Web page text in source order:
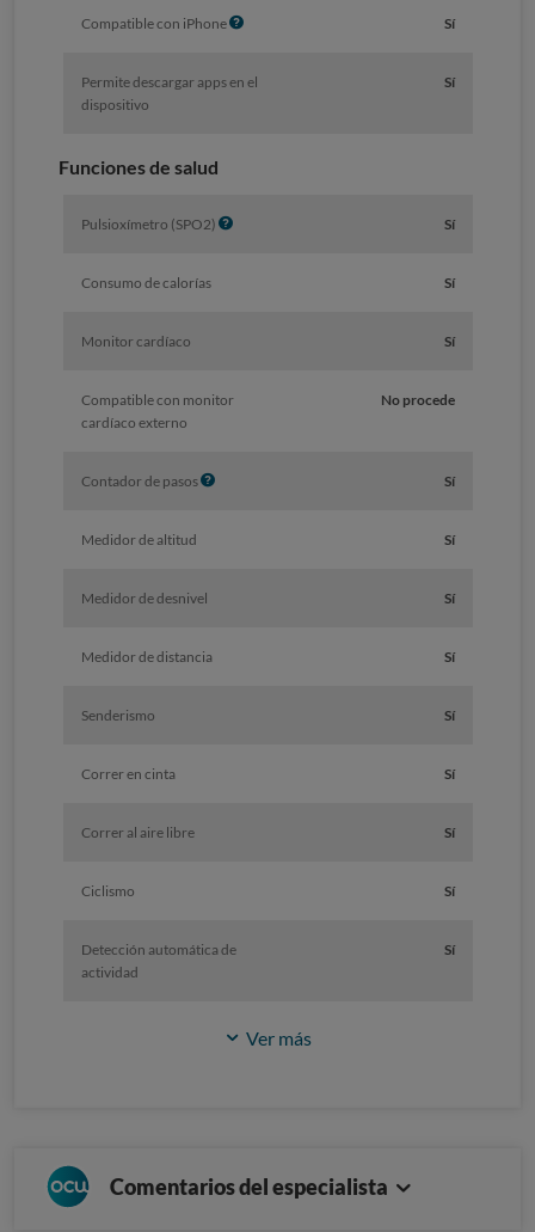
o
Compatible con iPhoneI
o
Sí
Permite descargar apps en el
dispositivo
Sí
Funciones de salud
Pulsioxímetro (SPO2) I
Sí
Consumo de calorías Sí
Monitor cardíaco Sí
Compatible con monitor
cardíaco externo
No procede
Contador de pasosI
Sí
Medidor de altitud Sí
Medidor de desnivel Sí
Medidor de distancia Sí
Senderismo Sí
Correr en cinta Sí
Correr al aire libre Sí
Ciclismo Sí
Detección automática de
actividad
Sí
Ver más
Comentarios del especialista